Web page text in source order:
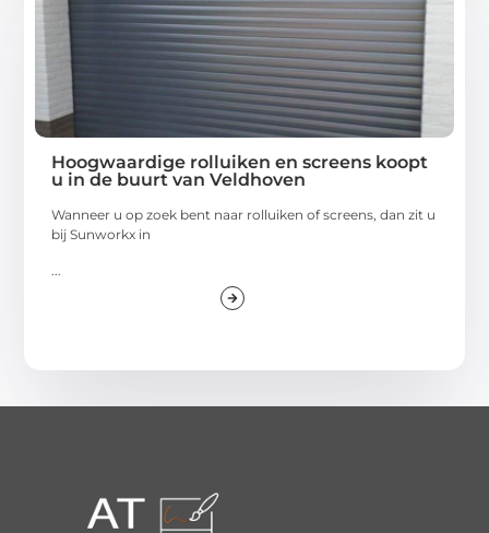
Hoogwaardige rolluiken en screens koopt
u in de buurt van Veldhoven
Wanneer u op zoek bent naar rolluiken of screens, dan zit u
bij Sunworkx in